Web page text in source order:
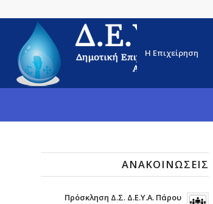
Η Επιχείρηση
ΑΝΑΚΟΙΝΏΣΕΙΣ
Πρόσκληση Δ.Σ. Δ.Ε.Υ.Α. Πάρου